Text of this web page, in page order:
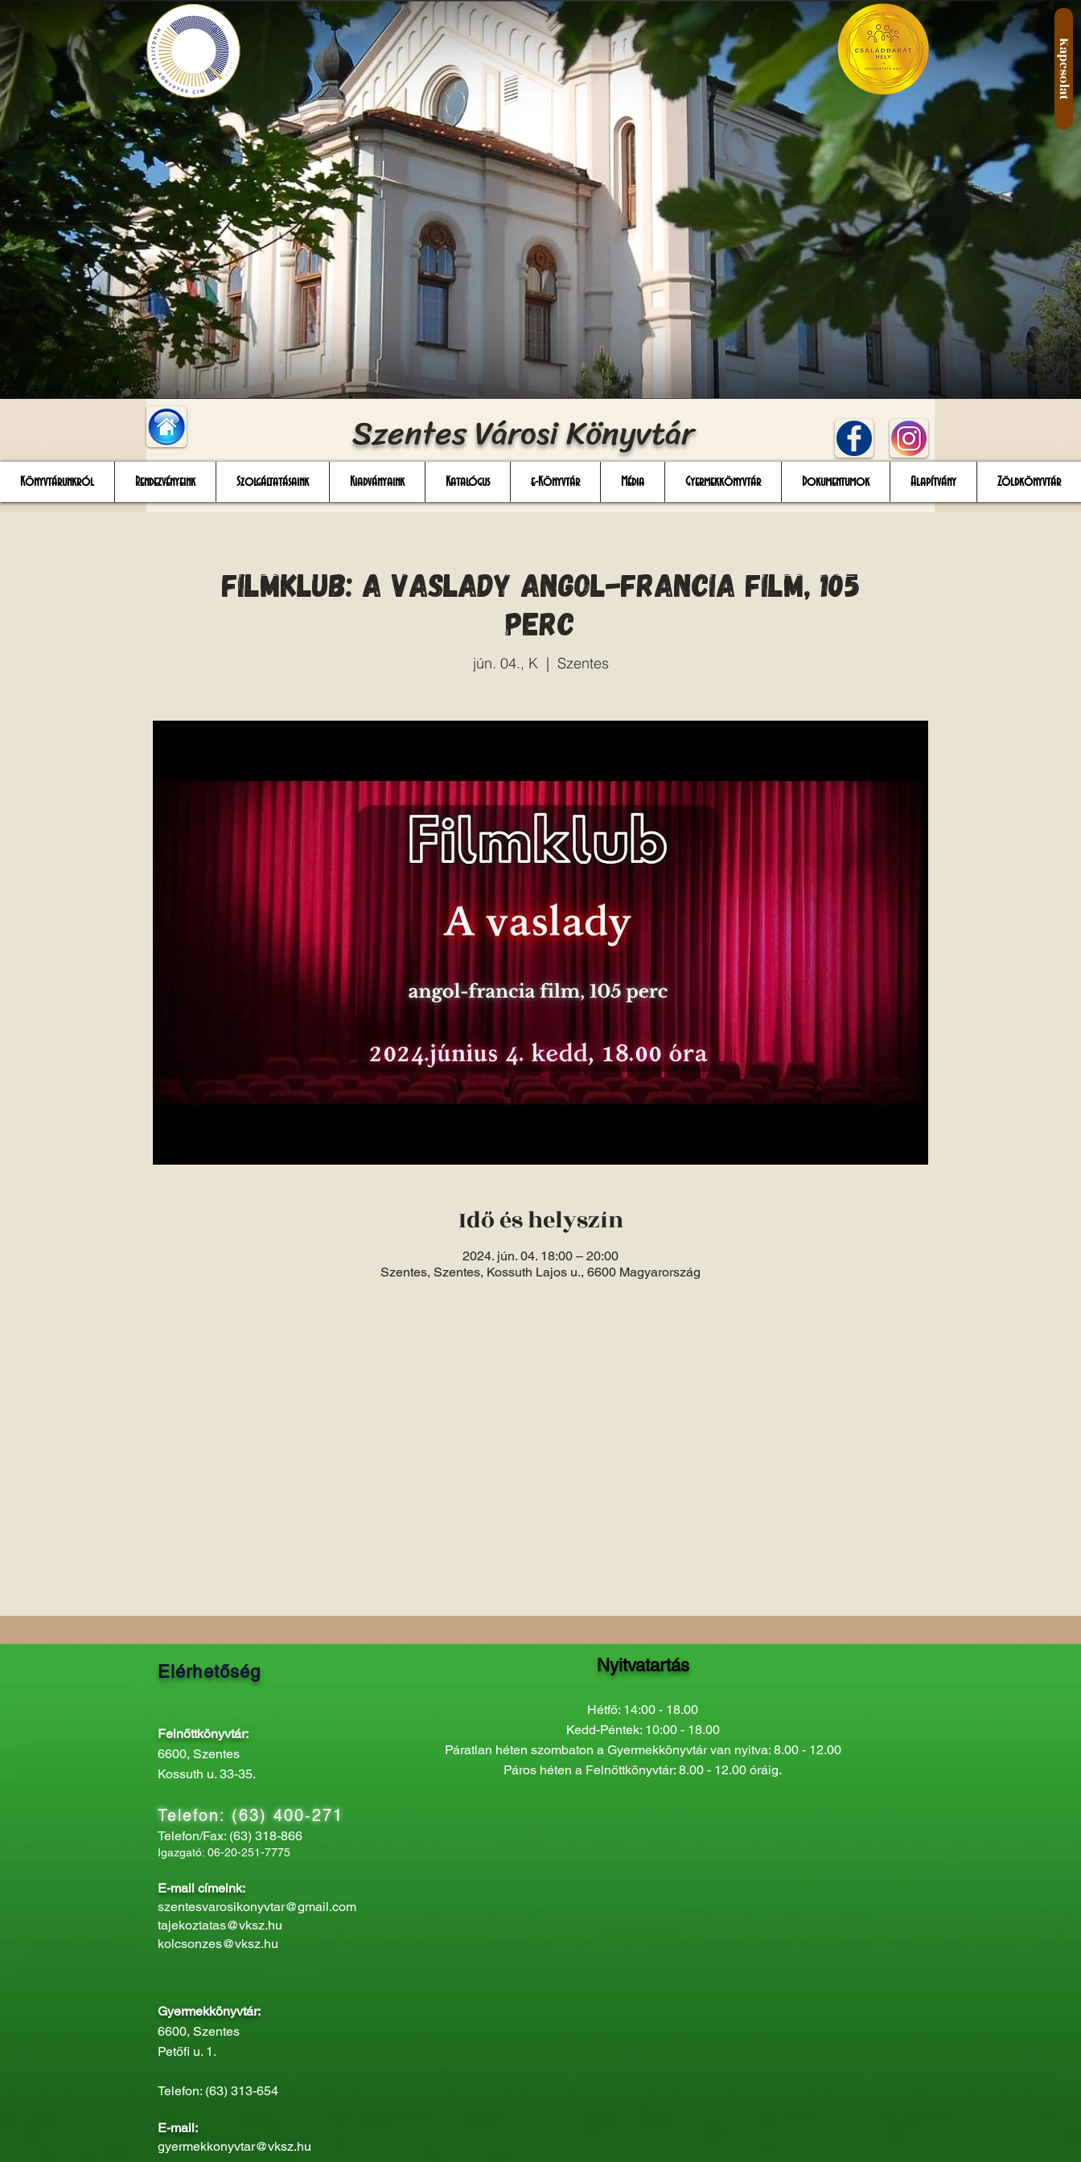
Kapcsolat
Szentes Városi Könyvtár
Könyvtárunkról Rendezvényeink Szolgáltatásaink Kiadványaink Katalógus e-Könyvtár Média Gyermekkönyvtár Dokumentumok Alapítvány Zöldkönyvtár
Filmklub: A vaslady angol-francia film, 105
perc
jún. 04., K
  |
Szentes
Idő és helyszín
2024. jún. 04. 18:00 – 20:00
Szentes, Szentes, Kossuth Lajos u., 6600 Magyarország
Elérhetőség
Felnőttkönyvtár:
6600, Szentes
Kossuth u. 33-35.
Telefon: (63) 400-271
Telefon/Fax: (63) 318-866
Igazgató: 06-20-251-7775
E-mail címeink:
szentesvarosikonyvtar@gmail.com
tajekoztatas@vksz.hu
kolcsonzes@vksz.hu
Gyermekkönyvtár:
6600, Szentes
Petőfi u. 1.
Telefon: (63) 313-654
E-mail:
gyermekkonyvtar@vksz.hu
Nyitvatartás
Hétfő: 14:00 - 18.00
Kedd-Péntek: 10:00 - 18.00
Páratlan héten szombaton a Gyermekkönyvtár van nyitva: 8.00 - 12.00
Páros héten a Felnőttkönyvtár: 8.00 - 12.00 óráig.